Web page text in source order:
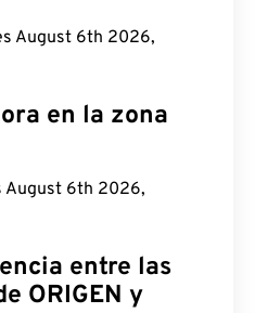
August 6th 2026,
en la zona
August 6th 2026,
entre las
ORIGEN y